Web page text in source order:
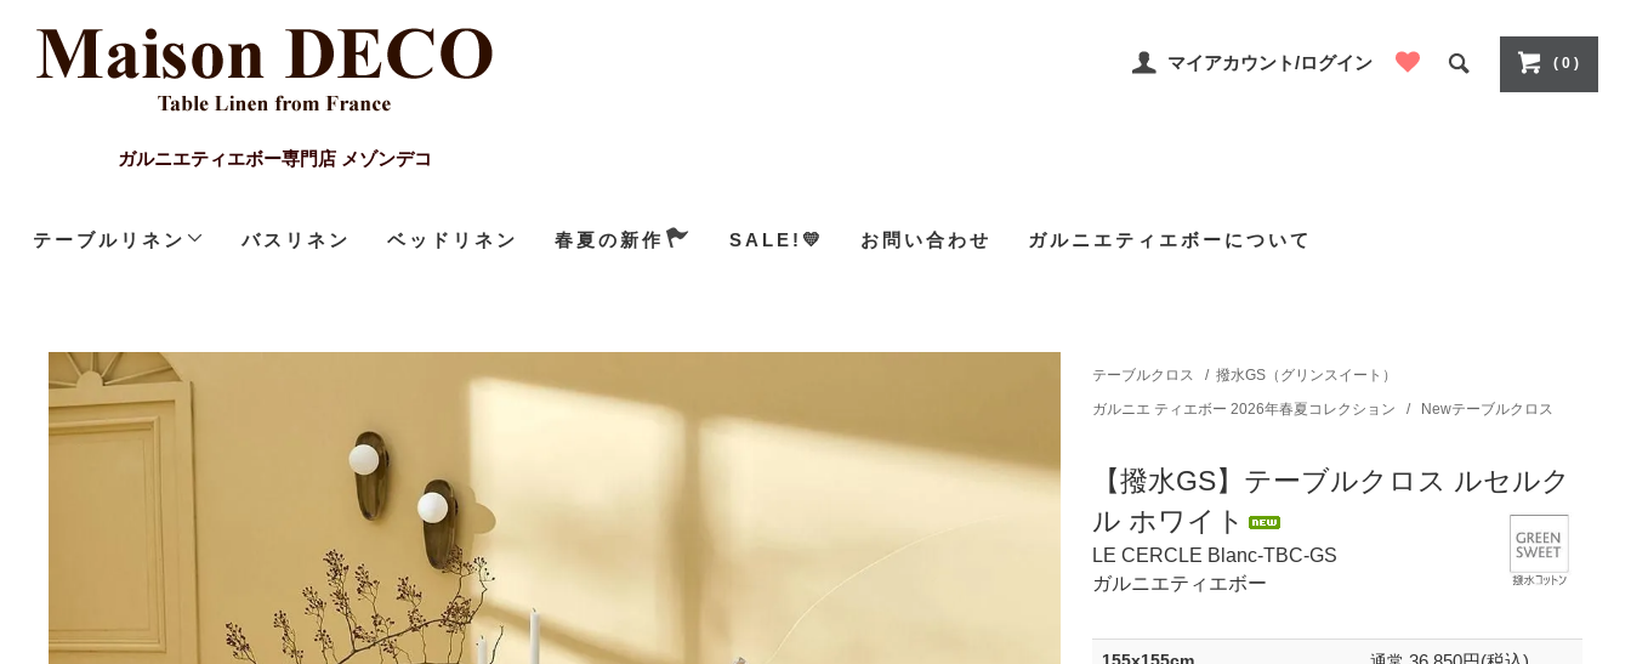
ガルニエティエボー専門店 メゾンデコ
マイアカウント/ログイン ( 0 )
テーブルリネン バスリネン ベッドリネン 春夏の新作 SALE!💛 お問い合わせ ガルニエティエボーについて
テーブルクロス / 撥水GS（グリンスイート）
ガルニエ ティエボー 2026年春夏コレクション
/ Newテーブルクロス
【撥水GS】テーブルクロス ルセルク
ル ホワイト
LE CERCLE Blanc-TBC-GS
ガルニエティエボー